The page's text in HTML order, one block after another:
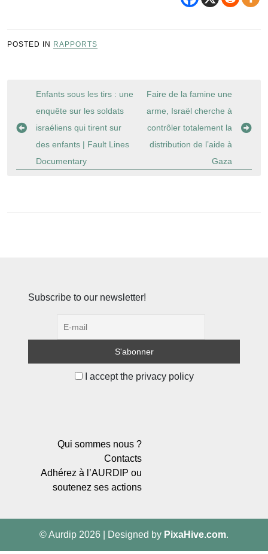
POSTED IN RAPPORTS
Navigation
l’article
Enfants sous les tirs : une
enquête sur les soldats
israéliens qui tirent sur
des enfants | Fault Lines
Documentary
Faire de la famine une
arme, Israël cherche à
contrôler totalement la
distribution de l’aide à
Gaza
Subscribe to our newsletter!
I accept the privacy policy
Qui sommes nous ?
Contacts
Adhérez à l’AURDIP ou
soutenez ses actions
© Aurdip 2026 Designed by PixaHive.com.